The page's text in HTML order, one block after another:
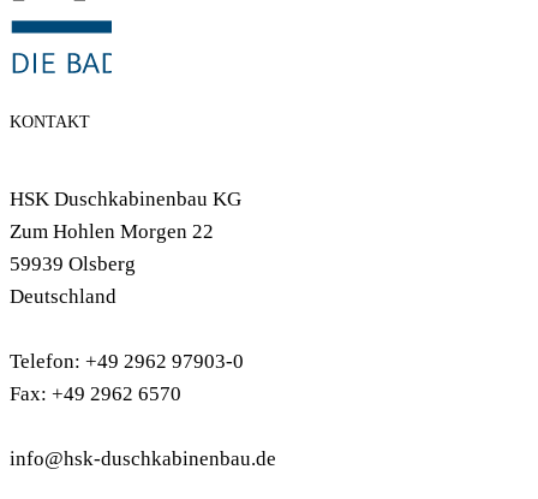
KONTAKT
HSK Duschkabinenbau KG
Zum Hohlen Morgen 22
59939 Olsberg
Deutschland
Telefon: +49 2962 97903-0
Fax: +49 2962 6570
info@hsk-duschkabinenbau.de